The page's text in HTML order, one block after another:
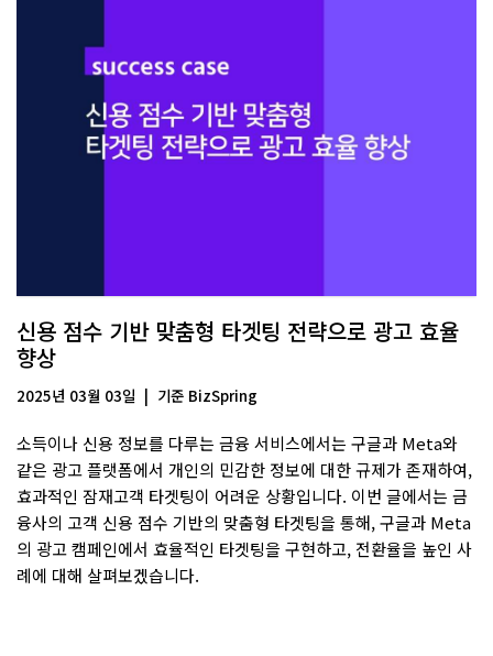
신용 점수 기반 맞춤형 타겟팅 전략으로 광고 효율
향상
2025년 03월 03일 기준 BizSpring
소득이나 신용 정보를 다루는 금융 서비스에서는 구글과 Meta와
같은 광고 플랫폼에서 개인의 민감한 정보에 대한 규제가 존재하여,
효과적인 잠재고객 타겟팅이 어려운 상황입니다. 이번 글에서는 금
융사의 고객 신용 점수 기반의 맞춤형 타겟팅을 통해, 구글과 Meta
의 광고 캠페인에서 효율적인 타겟팅을 구현하고, 전환율을 높인 사
례에 대해 살펴보겠습니다.